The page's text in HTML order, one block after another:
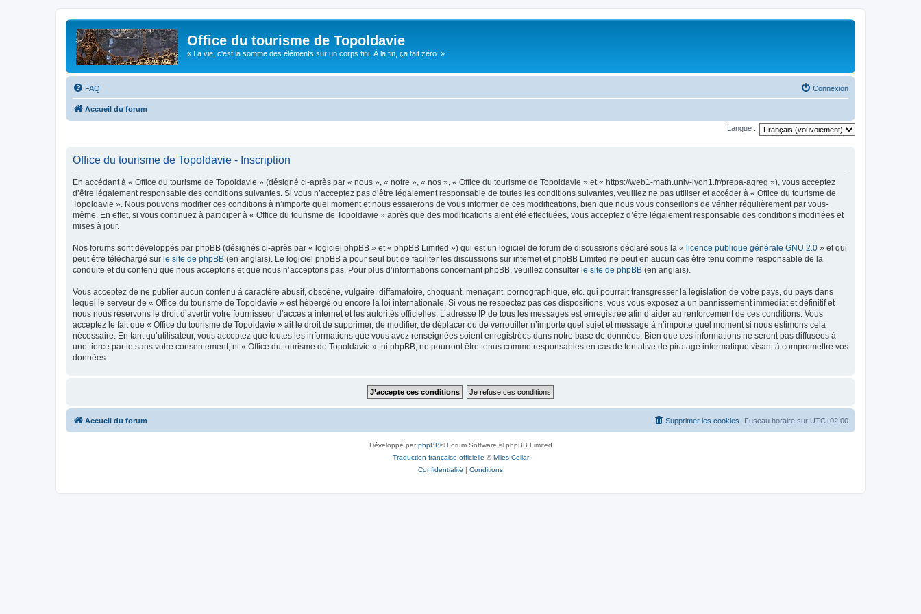
Office du tourisme de Topoldavie
« La vie, c'est la somme des éléments sur un corps fini. À la fin, ça fait zéro. »
FAQ Connexion
Accueil du forum
Langue :
Office du tourisme de Topoldavie - Inscription
En accédant à « Office du tourisme de Topoldavie » (désigné ci-après par « nous », « notre », « nos », « Office du tourisme de Topoldavie » et « https://web1-math.univ-lyon1.fr/prepa-agreg »), vous acceptez
d’être légalement responsable des conditions suivantes. Si vous n’acceptez pas d’être légalement responsable de toutes les conditions suivantes, veuillez ne pas utiliser et accéder à « Office du tourisme de
Topoldavie ». Nous pouvons modifier ces conditions à n’importe quel moment et nous essaierons de vous informer de ces modifications, bien que nous vous conseillons de vérifier régulièrement par vous-
même. En effet, si vous continuez à participer à « Office du tourisme de Topoldavie » après que des modifications aient été effectuées, vous acceptez d’être légalement responsable des conditions modifiées et
mises à jour.
Nos forums sont développés par phpBB (désignés ci-après par « logiciel phpBB » et « phpBB Limited ») qui est un logiciel de forum de discussions déclaré sous la « licence publique générale GNU 2.0 » et qui
peut être téléchargé sur le site de phpBB (en anglais). Le logiciel phpBB a pour seul but de faciliter les discussions sur internet et phpBB Limited ne peut en aucun cas être tenu comme responsable de la
conduite et du contenu que nous acceptons et que nous n’acceptons pas. Pour plus d’informations concernant phpBB, veuillez consulter le site de phpBB (en anglais).
Vous acceptez de ne publier aucun contenu à caractère abusif, obscène, vulgaire, diffamatoire, choquant, menaçant, pornographique, etc. qui pourrait transgresser la législation de votre pays, du pays dans
lequel le serveur de « Office du tourisme de Topoldavie » est hébergé ou encore la loi internationale. Si vous ne respectez pas ces dispositions, vous vous exposez à un bannissement immédiat et définitif et
nous nous réservons le droit d’avertir votre fournisseur d’accès à internet et les autorités officielles. L’adresse IP de tous les messages est enregistrée afin d’aider au renforcement de ces conditions. Vous
acceptez le fait que « Office du tourisme de Topoldavie » ait le droit de supprimer, de modifier, de déplacer ou de verrouiller n’importe quel sujet et message à n’importe quel moment si nous estimons cela
nécessaire. En tant qu’utilisateur, vous acceptez que toutes les informations que vous avez renseignées soient enregistrées dans notre base de données. Bien que ces informations ne seront pas diffusées à
une tierce partie sans votre consentement, ni « Office du tourisme de Topoldavie », ni phpBB, ne pourront être tenus comme responsables en cas de tentative de piratage informatique visant à compromettre vos
données.
Accueil du forum Fuseau horaire sur UTC+02:00
Supprimer les cookies
Développé parphpBB® Forum Software © phpBB Limited
Traduction française officielle ©Miles Cellar
Confidentialité | Conditions